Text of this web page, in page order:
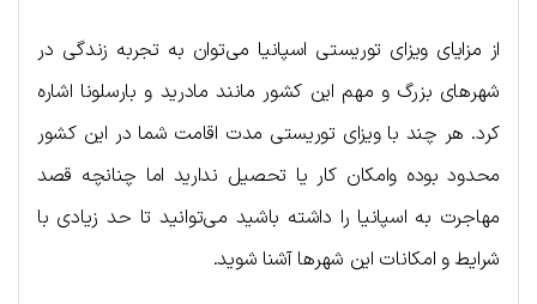
از مزایای ویزای توریستی اسپانیا می‌توان به تجربه زندگی در
شهرهای بزرگ و مهم این کشور مانند مادرید و بارسلونا اشاره
کرد. هر چند با ویزای توریستی مدت اقامت شما در این کشور
محدود بوده وامکان کار یا تحصیل ندارید اما چنانچه قصد
مهاجرت به اسپانیا را داشته باشید می‌توانید تا حد زیادی با
شرایط و امکانات این شهرها آشنا شوید.